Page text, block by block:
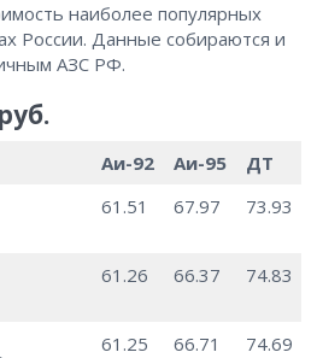
наиболее популярных
России. Данные собираются и
АЗС РФ.
Аи-92 Аи-95 ДТ
61.51 67.97 73.93
61.26 66.37 74.83
61.25 66.71 74.69